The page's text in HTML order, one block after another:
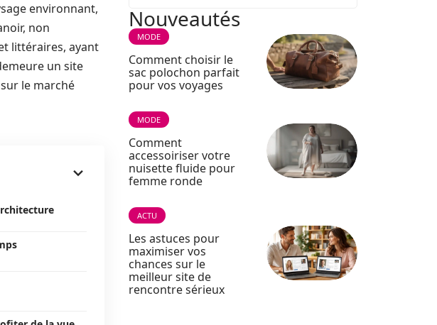
environnant,
non
littéraires, ayant
un site
le marché
Nouveautés
MODE
Comment choisir le
sac polochon parfait
pour vos voyages
MODE
Comment
accessoiriser votre
nuisette fluide pour
femme ronde
ACTU
Les astuces pour
maximiser vos
chances sur le
meilleur site de
rencontre sérieux